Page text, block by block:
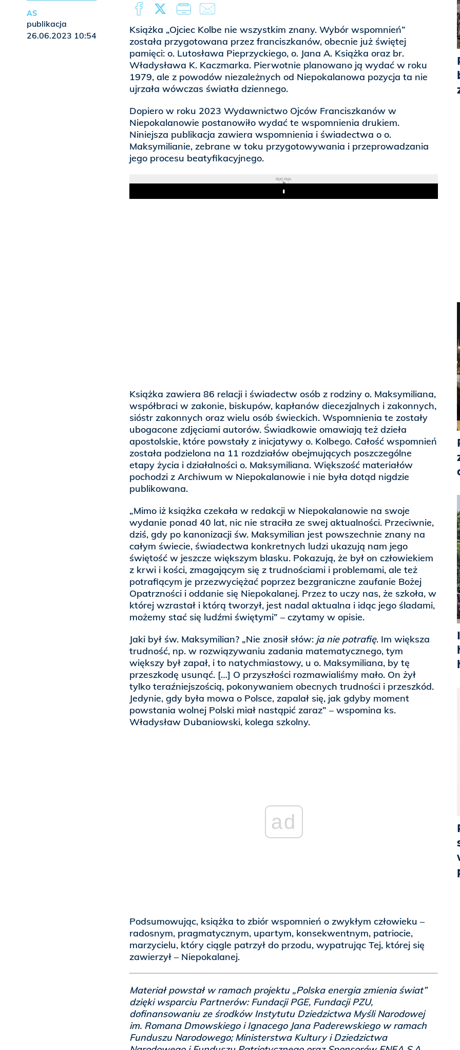
Książka „Ojciec Kolbe nie wszystkim znany. Wybór wspomnień”
została przygotowana przez franciszkanów, obecnie już świętej
pamięci: o. Lutosława Pieprzyckiego, o. Jana A. Książka oraz br.
Władysława K. Kaczmarka. Pierwotnie planowano ją wydać w roku
1979, ale z powodów niezależnych od Niepokalanowa pozycja ta nie
ujrzała wówczas światła dziennego.
Dopiero w roku 2023 Wydawnictwo Ojców Franciszkanów w
Niepokalanowie postanowiło wydać te wspomnienia drukiem.
Niniejsza publikacja zawiera wspomnienia i świadectwa o o.
Maksymilianie, zebrane w toku przygotowywania i przeprowadzania
jego procesu beatyfikacyjnego.
REKLAMA
Play
Książka zawiera 86 relacji i świadectw osób z rodziny o. Maksymiliana,
współbraci w zakonie, biskupów, kapłanów diecezjalnych i zakonnych,
sióstr zakonnych oraz wielu osób świeckich. Wspomnienia te zostały
ubogacone zdjęciami autorów. Świadkowie omawiają też dzieła
apostolskie, które powstały z inicjatywy o. Kolbego. Całość wspomnień
została podzielona na 11 rozdziałów obejmujących poszczególne
etapy życia i działalności o. Maksymiliana. Większość materiałów
pochodzi z Archiwum w Niepokalanowie i nie była dotąd nigdzie
publikowana.
„Mimo iż książka czekała w redakcji w Niepokalanowie na swoje
wydanie ponad 40 lat, nic nie straciła ze swej aktualności. Przeciwnie,
dziś, gdy po kanonizacji św. Maksymilian jest powszechnie znany na
całym świecie, świadectwa konkretnych ludzi ukazują nam jego
świętość w jeszcze większym blasku. Pokazują, że był on człowiekiem
z krwi i kości, zmagającym się z trudnościami i problemami, ale też
potrafiącym je przezwyciężać poprzez bezgraniczne zaufanie Bożej
Opatrzności i oddanie się Niepokalanej. Przez to uczy nas, że szkoła, w
której wzrastał i którą tworzył, jest nadal aktualna i idąc jego śladami,
możemy stać się ludźmi świętymi” – czytamy w opisie.
Jaki był św. Maksymilian? „Nie znosił słów: ja nie potrafię. Im większa
trudność, np. w rozwiązywaniu zadania matematycznego, tym
większy był zapał, i to natychmiastowy, u o. Maksymiliana, by tę
przeszkodę usunąć. […] O przyszłości rozmawialiśmy mało. On żył
tylko teraźniejszością, pokonywaniem obecnych trudności i przeszkód.
Jedynie, gdy była mowa o Polsce, zapalał się, jak gdyby moment
powstania wolnej Polski miał nastąpić zaraz” – wspomina ks.
Władysław Dubaniowski, kolega szkolny.
ad
Podsumowując, książka to zbiór wspomnień o zwykłym człowieku –
radosnym, pragmatycznym, upartym, konsekwentnym, patriocie,
marzycielu, który ciągle patrzył do przodu, wypatrując Tej, której się
zawierzył – Niepokalanej.
Materiał powstał w ramach projektu „Polska energia zmienia świat”
dzięki wsparciu Partnerów: Fundacji PGE, Fundacji PZU,
dofinansowaniu ze środków Instytutu Dziedzictwa Myśli Narodowej
im. Romana Dmowskiego i Ignacego Jana Paderewskiego w ramach
Funduszu Narodowego; Ministerstwa Kultury i Dziedzictwa
AS
publikacja
26.06.2023 10:54